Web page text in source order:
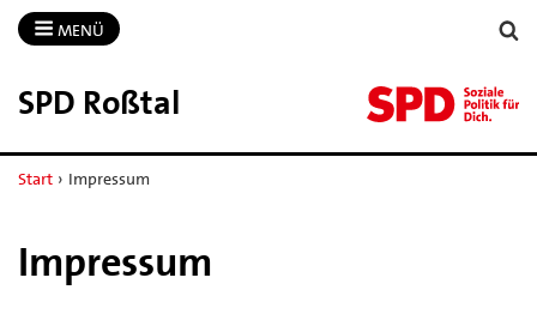
MENÜ
SPD Roßtal
Start › Impressum
Impressum